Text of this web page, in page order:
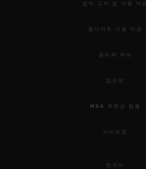
법적 고지 및 이용 약관
웹사이트 이용 약관
윤리적 약속
접근성
MSA 투명성 법률
사이트맵
한국어